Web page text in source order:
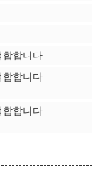
합합니다
합합니다
합합니다